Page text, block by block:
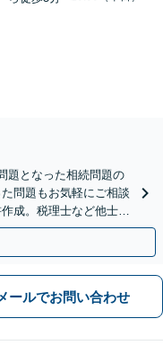
題となった相続問題の
問題もお気軽にご相談
成。税理士など他士業
ます。
ールでお問い合わせ